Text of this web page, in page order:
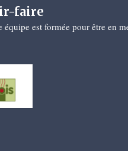
faire
est formée pour être en